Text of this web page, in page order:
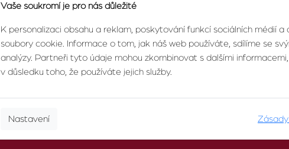
Vaše soukromí je pro nás důležité
K personalizaci obsahu a reklam, poskytování funkcí sociálních médií
soubory cookie. Informace o tom, jak náš web používáte, sdílíme se
analýzy. Partneři tyto údaje mohou zkombinovat s dalšími
v důsledku toho, že používáte jejich služby.
Nastavení